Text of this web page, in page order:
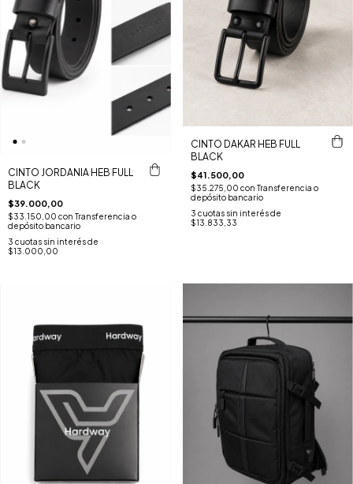
CINTO JORDANIA HEB FULL
BLACK
$39.000,00
$33.150,00 con Transferencia o
depósito bancario
3 cuotas sin interés de
$13.000,00
CINTO DAKAR HEB FULL
BLACK
$41.500,00
$35.275,00 con Transferencia o
depósito bancario
3 cuotas sin interés de
$13.833,33